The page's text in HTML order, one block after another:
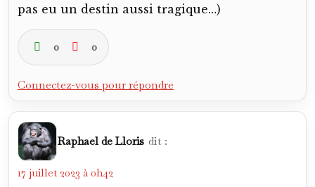
pas eu un destin aussi tragique…)
0 0
Connectez-vous pour répondre
Raphael de Lloris dit :
17 juillet 2023 à 0h42